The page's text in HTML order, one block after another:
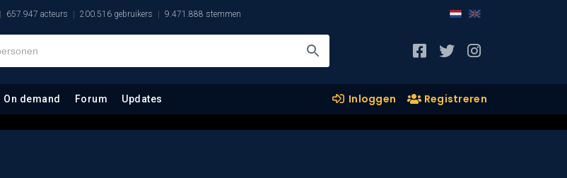
657.947 acteurs 200.516 gebruikers 9.471.888 stemmen
On demand Forum Updates Inloggen Registreren